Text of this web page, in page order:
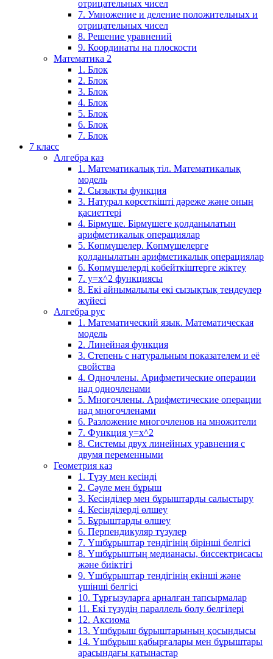
отрицательных чисел
7. Умножение и деление положительных и
отрицательных чисел
8. Решение уравнений
9. Координаты на плоскости
Математика 2
1. Блок
2. Блок
3. Блок
4. Блок
5. Блок
6. Блок
7. Блок
7 класс
Алгебра каз
1. Математикалық тіл. Математикалық
модель
2. Сызықты функция
3. Натурал көрсеткішті дәреже және оның
қасиеттері
4. Бірмүше. Бірмүшеге қолданылатын
арифметикалық операциялар
5. Көпмүшелер. Көпмүшелерге
қолданылатын арифметикалық операциялар
6. Көпмүшелерді көбейткіштерге жіктеу
7. у=х^2 функциясы
8. Екі айнымалылы екі сызықтық теңдеулер
жүйесі
Алгебра рус
1. Математический язык. Математическая
модель
2. Линейная функция
3. Степень с натуральным показателем и её
свойства
4. Одночлены. Арифметические операции
над одночленами
5. Многочлены. Арифметические операции
над многочленами
6. Разложение многочленов на множители
7. Функция y=x^2
8. Системы двух линейных уравнения с
двумя переменными
Геометрия каз
1. Түзу мен кесінді
2. Сәуле мен бұрыш
3. Кесінділер мен бұрыштарды салыстыру
4. Кесінділерді өлшеу
5. Бұрыштарды өлшеу
6. Перпендикуляр түзулер
7. Үшбұрыштар теңдігінің бірінші белгісі
8. Үшбұрыштың медианасы, биссектрисасы
және биіктігі
9. Үшбұрыштар теңдігінің екінші және
үшінші белгісі
10. Тұрғызуларға арналған тапсырмалар
11. Екі түзудің параллель болу белгілері
12. Аксиома
13. Үшбұрыш бұрыштарының қосындысы
14. Үшбұрыш қабырғалары мен бұрыштары
арасындағы қатынастар